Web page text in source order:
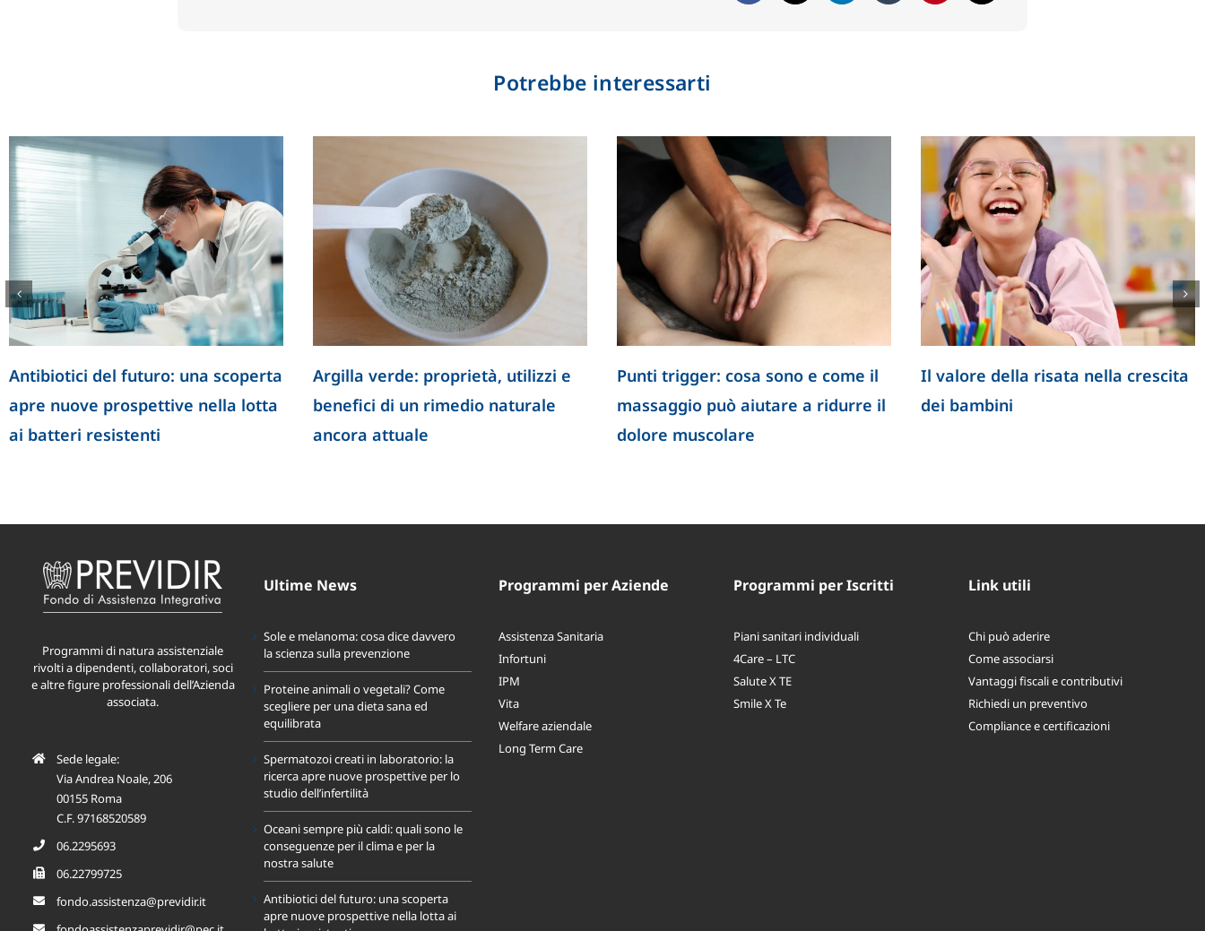
Potrebbe interessarti
Antibiotici del futuro: una scoperta
apre nuove prospettive nella lotta
ai batteri resistenti
Argilla verde: proprietà, utilizzi e
benefici di un rimedio naturale
ancora attuale
Punti trigger: cosa sono e come il
massaggio può aiutare a ridurre il
dolore muscolare
Il valore della risata nella crescita
dei bambini
Programmi di natura assistenziale
rivolti a dipendenti, collaboratori, soci
e altre figure professionali dell’Azienda
associata.
Sede legale:
Via Andrea Noale, 206
00155 Roma
C.F. 97168520589
06.2295693
06.22799725
fondo.assistenza@previdir.it
Ultime News
Sole e melanoma: cosa dice davvero
la scienza sulla prevenzione
Proteine animali o vegetali? Come
scegliere per una dieta sana ed
equilibrata
Spermatozoi creati in laboratorio: la
ricerca apre nuove prospettive per lo
studio dell’infertilità
Oceani sempre più caldi: quali sono le
conseguenze per il clima e per la
nostra salute
Antibiotici del futuro: una scoperta
apre nuove prospettive nella lotta ai
Programmi per Aziende
Assistenza Sanitaria
Infortuni
IPM
Vita
Welfare aziendale
Long Term Care
Programmi per Iscritti
Piani sanitari individuali
4Care – LTC
Salute X TE
Smile X Te
Link utili
Chi può aderire
Come associarsi
Vantaggi fiscali e contributivi
Richiedi un preventivo
Compliance e certificazioni